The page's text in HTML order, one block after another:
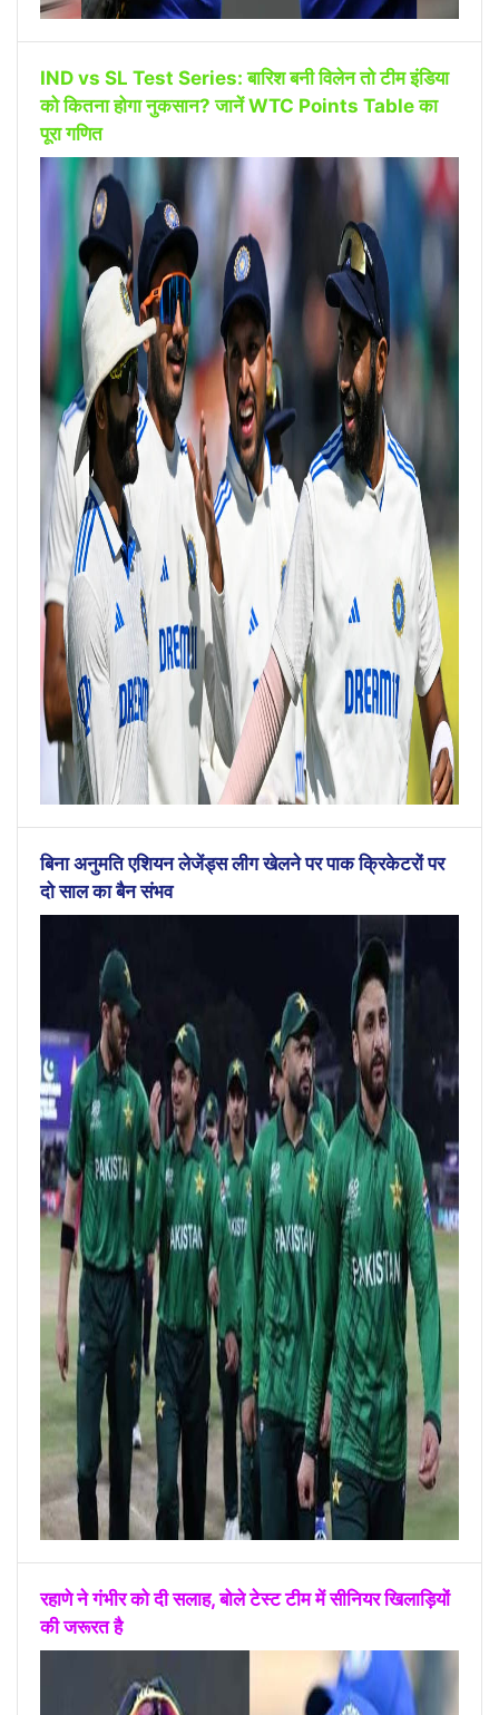
IND vs SL Test Series: बारिश बनी विलेन तो टीम इंडिया
को कितना होगा नुकसान? जानें WTC Points Table का
पूरा गणित
बिना अनुमति एशियन लेजेंड्स लीग खेलने पर पाक क्रिकेटरों पर
दो साल का बैन संभव
रहाणे ने गंभीर को दी सलाह, बोले टेस्ट टीम में सीनियर खिलाड़ियों
की जरूरत है